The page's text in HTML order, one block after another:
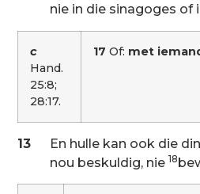
nie in die sinagoges of
c
Hand.
25:8;
28:17.
17 Of: met
13
En hulle kan ook die
nou beskuldig, nie 18